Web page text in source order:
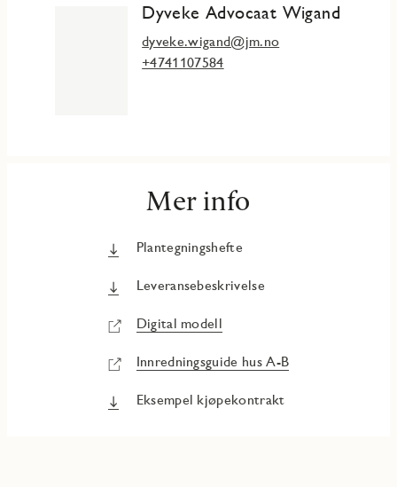
Dyveke Advocaat Wigand
dyveke.wigand@jm.no
+4741107584
Mer info
Plantegningshefte
Leveransebeskrivelse
Digital modell
Innredningsguide hus A-B
Eksempel kjøpekontrakt